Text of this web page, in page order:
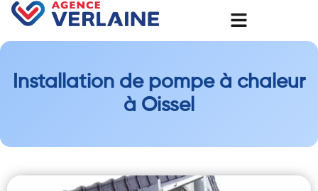
Installation de pompe à chaleur
à Oissel